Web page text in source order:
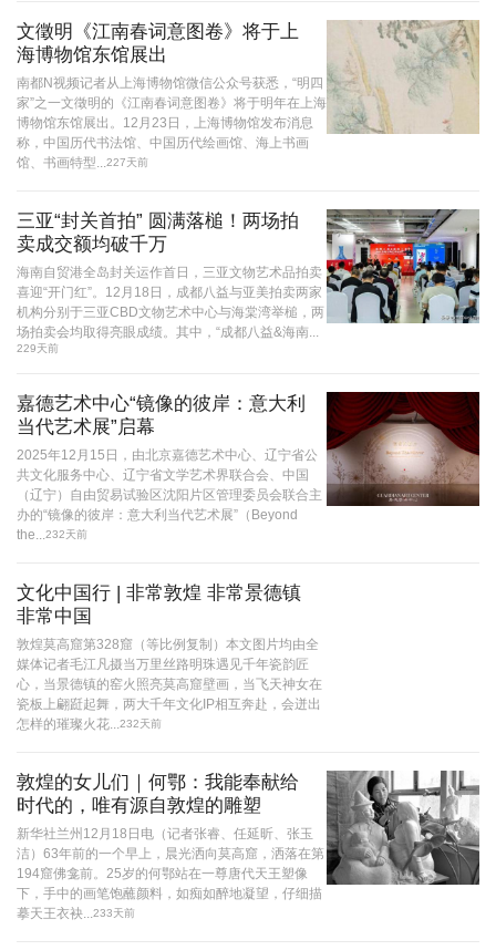
文徵明《江南春词意图卷》将于上
海博物馆东馆展出
南都N视频记者从上海博物馆微信公众号获悉，“明四
家”之一文徵明的《江南春词意图卷》将于明年在上海
博物馆东馆展出。12月23日，上海博物馆发布消息
称，中国历代书法馆、中国历代绘画馆、海上书画
馆、书画特型...
227天前
三亚“封关首拍” 圆满落槌！两场拍
卖成交额均破千万
海南自贸港全岛封关运作首日，三亚文物艺术品拍卖
喜迎“开门红”。12月18日，成都八益与亚美拍卖两家
机构分别于三亚CBD文物艺术中心与海棠湾举槌，两
场拍卖会均取得亮眼成绩。其中，“成都八益&海南...
229天前
嘉德艺术中心“镜像的彼岸：意大利
当代艺术展”启幕
2025年12月15日，由北京嘉德艺术中心、辽宁省公
共文化服务中心、辽宁省文学艺术界联合会、中国
（辽宁）自由贸易试验区沈阳片区管理委员会联合主
办的“镜像的彼岸：意大利当代艺术展”（Beyond
the...
232天前
文化中国行 | 非常敦煌 非常景德镇
非常中国
敦煌莫高窟第328窟（等比例复制）本文图片均由全
媒体记者毛江凡摄当万里丝路明珠遇见千年瓷韵匠
心，当景德镇的窑火照亮莫高窟壁画，当飞天神女在
瓷板上翩跹起舞，两大千年文化IP相互奔赴，会迸出
怎样的璀璨火花...
232天前
敦煌的女儿们｜何鄂：我能奉献给
时代的，唯有源自敦煌的雕塑
新华社兰州12月18日电（记者张睿、任延昕、张玉
洁）63年前的一个早上，晨光洒向莫高窟，洒落在第
194窟佛龛前。25岁的何鄂站在一尊唐代天王塑像
下，手中的画笔饱蘸颜料，如痴如醉地凝望，仔细描
摹天王衣袂...
233天前